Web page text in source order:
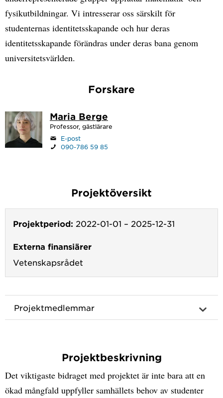
fysikutbildningar. Vi intresserar oss särskilt för
studenternas identitetsskapande och hur deras
identitetsskapande förändras under deras bana genom
universitetsvärlden.
Forskare
Maria Berge
Professor, gästlärare
E-post
090-786 59 85
Projektöversikt
Projektperiod: 2022-01-01 – 2025-12-31
Externa finansiärer
Vetenskapsrådet
Projektmedlemmar
Projektbeskrivning
Det viktigaste bidraget med projektet är inte bara att en
ökad mångfald uppfyller samhällets behov av studenter